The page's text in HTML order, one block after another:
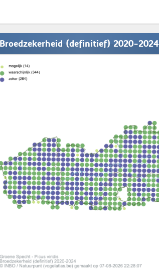
Broedzekerheid (definitief) 2020-2024